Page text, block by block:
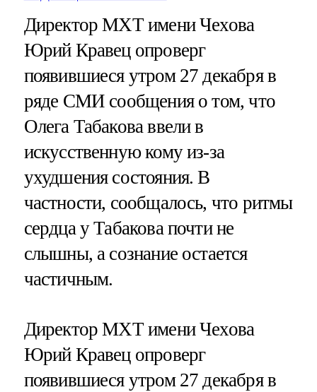
Директор МХТ имени Чехова
Юрий Кравец опроверг
появившиеся утром 27 декабря в
ряде СМИ сообщения о том, что
Олега Табакова ввели в
искусственную кому из-за
ухудшения состояния. В
частности, сообщалось, что ритмы
сердца у Табакова почти не
слышны, а сознание остается
частичным.
Директор МХТ имени Чехова
Юрий Кравец опроверг
появившиеся утром 27 декабря в